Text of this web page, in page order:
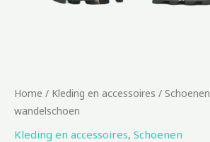
Home / Kleding en accessoires / Schoenen
wandelschoen
Kleding en accessoires, Schoenen